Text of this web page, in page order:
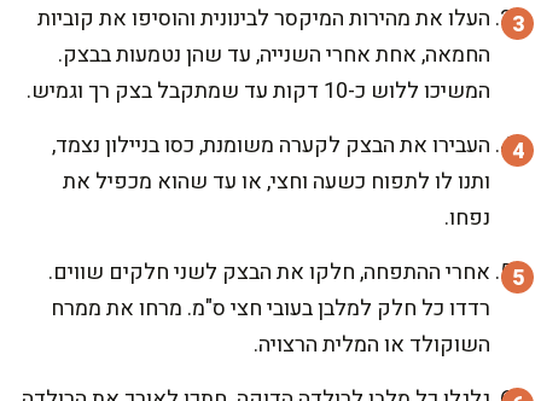
העלו את מהירות המיקסר לבינונית והוסיפו את קוביות
החמאה, אחת אחרי השנייה, עד שהן נטמעות בבצק.
המשיכו ללוש כ-10 דקות עד שמתקבל בצק רך וגמיש.
העבירו את הבצק לקערה משומנת, כסו בניילון נצמד,
ותנו לו לתפוח כשעה וחצי, או עד שהוא מכפיל את
נפחו.
אחרי ההתפחה, חלקו את הבצק לשני חלקים שווים.
רדדו כל חלק למלבן בעובי חצי ס"מ. מרחו את ממרח
השוקולד או המלית הרצויה.